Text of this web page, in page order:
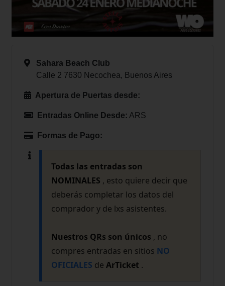
Sahara Beach Club
Calle 2 7630 Necochea, Buenos Aires
Apertura de Puertas desde:
Entradas Online Desde: ARS
Formas de Pago:
Todas las entradas son
NOMINALES , esto quiere decir que
deberás completar los datos del
comprador y de lxs asistentes.
Nuestros QRs son únicos , no
compres entradas en sitios NO
OFICIALES de ArTicket .